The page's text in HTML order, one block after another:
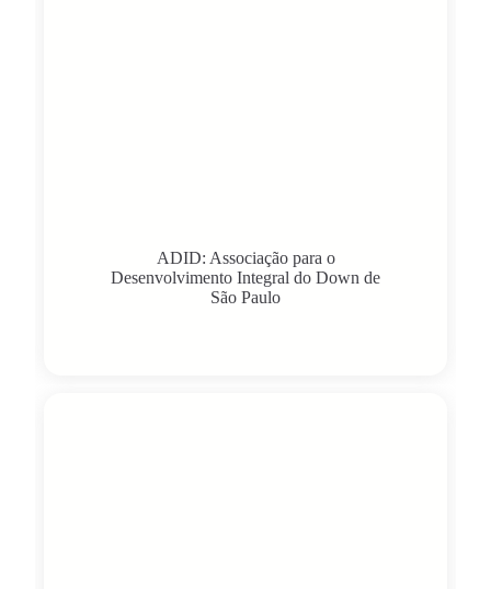
ADID: Associação para o
Desenvolvimento Integral do Down de
São Paulo